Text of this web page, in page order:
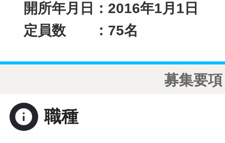
開所年月日：2016年1月1日
定員数 ：75名
募集要項
info 職種